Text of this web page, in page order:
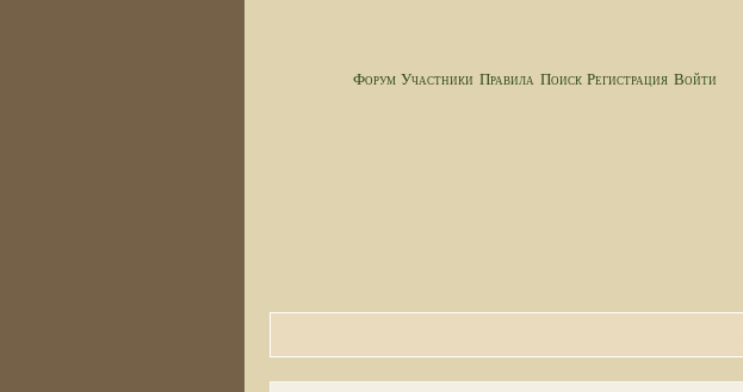
Форум Участники Правила Поиск Регистрация Войти